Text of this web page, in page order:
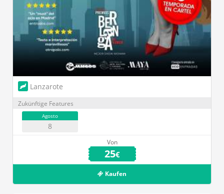
Lanzarote
Zukünftige Features
Agosto
8
Von
25€
Kaufen